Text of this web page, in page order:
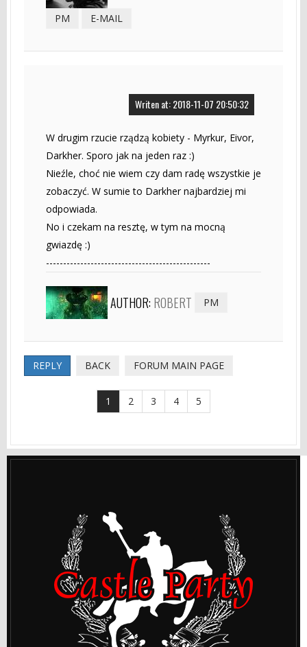
PM E-MAIL
Writen at: 2018-11-07 20:50:32
W drugim rzucie rządzą kobiety - Myrkur, Eivor,
Darkher. Sporo jak na jeden raz :)
Nieźle, choć nie wiem czy dam radę wszystkie je
zobaczyć. W sumie to Darkher najbardziej mi
odpowiada.
No i czekam na resztę, w tym na mocną
gwiazdę :)
------------------------------------------------
AUTHOR: ROBERT PM
REPLY BACK FORUM MAIN PAGE
1 2 3 4 5